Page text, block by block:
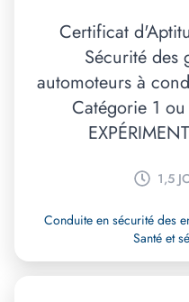
Certificat
Sécurité des
automoteurs à
Catégorie 1
1,5
Conduite en sécurité des
Santé et